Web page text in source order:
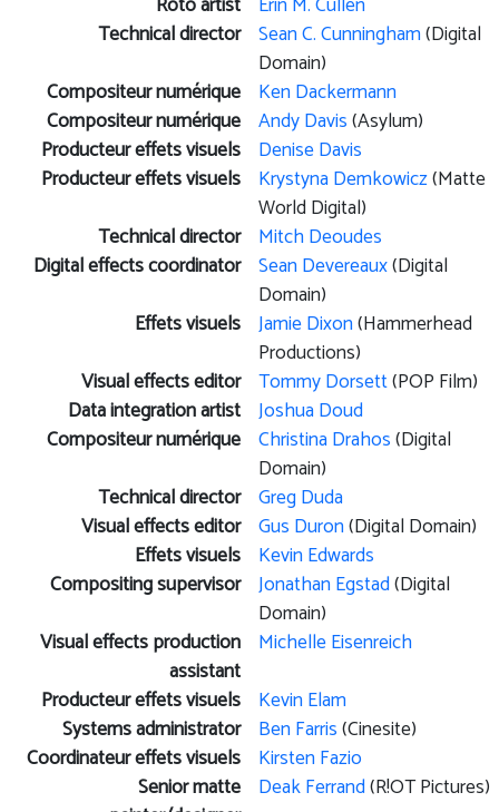
Roto artist Erin M. Cullen
Technical director Sean C. Cunningham(Digital
Domain)
Compositeur numérique Ken Dackermann
Compositeur numérique Andy Davis(Asylum)
Producteur effets visuels Denise Davis
Producteur effets visuels Krystyna Demkowicz(Matte
World Digital)
Technical director Mitch Deoudes
Digital effects coordinator Sean Devereaux(Digital
Domain)
Effets visuels Jamie Dixon(Hammerhead
Productions)
Visual effects editor Tommy Dorsett(POP Film)
Data integration artist Joshua Doud
Compositeur numérique Christina Drahos(Digital
Domain)
Technical director Greg Duda
Visual effects editor Gus Duron(Digital Domain)
Effets visuels Kevin Edwards
Compositing supervisor Jonathan Egstad(Digital
Domain)
Visual effects production
assistant
Michelle Eisenreich
Producteur effets visuels Kevin Elam
Systems administrator Ben Farris(Cinesite)
Coordinateur effets visuels Kirsten Fazio
Senior matte Deak Ferrand(R!OT Pictures)